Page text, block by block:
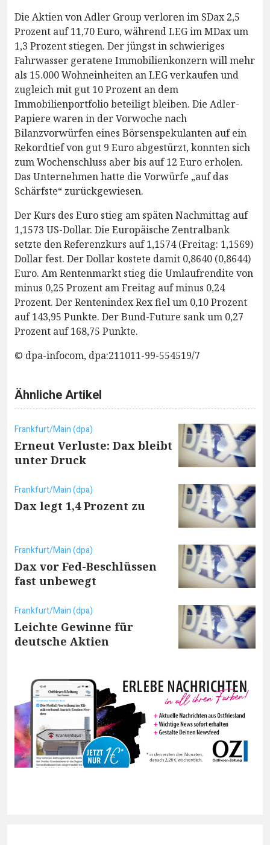
Die Aktien von Adler Group verloren im SDax 2,5
Prozent auf 11,70 Euro, während LEG im MDax um
1,3 Prozent stiegen. Der jüngst in schwieriges
Fahrwasser geratene Immobilienkonzern will mehr
als 15.000 Wohneinheiten an LEG verkaufen und
zugleich mit gut 10 Prozent an dem
Immobilienportfolio beteiligt bleiben. Die Adler-
Papiere waren in der Vorwoche nach
Bilanzvorwürfen eines Börsenspekulanten auf ein
Rekordtief von gut 9 Euro abgestürzt, konnten sich
zum Wochenschluss aber bis auf 12 Euro erholen.
Das Unternehmen hatte die Vorwürfe „auf das
Schärfste“ zurückgewiesen.
Der Kurs des Euro stieg am späten Nachmittag auf
1,1573 US-Dollar. Die Europäische Zentralbank
setzte den Referenzkurs auf 1,1574 (Freitag: 1,1569)
Dollar fest. Der Dollar kostete damit 0,8640 (0,8644)
Euro. Am Rentenmarkt stieg die Umlaufrendite von
minus 0,25 Prozent am Freitag auf minus 0,24
Prozent. Der Rentenindex Rex fiel um 0,10 Prozent
auf 143,95 Punkte. Der Bund-Future sank um 0,27
Prozent auf 168,75 Punkte.
© dpa-infocom, dpa:211011-99-554519/7
Ähnliche Artikel
Frankfurt/Main (dpa)
Erneut Verluste: Dax bleibt
unter Druck
Frankfurt/Main (dpa)
Dax legt 1,4 Prozent zu
Frankfurt/Main (dpa)
Dax vor Fed-Beschlüssen
fast unbewegt
Frankfurt/Main (dpa)
Leichte Gewinne für
deutsche Aktien